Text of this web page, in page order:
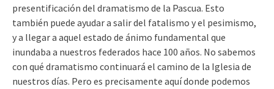
presentificación del dramatismo de la Pascua. Esto
también puede ayudar a salir del fatalismo y el pesimismo,
y a llegar a aquel estado de ánimo fundamental que
inundaba a nuestros federados hace 100 años. No sabemos
con qué dramatismo continuará el camino de la Iglesia de
nuestros días. Pero es precisamente aquí donde podemos